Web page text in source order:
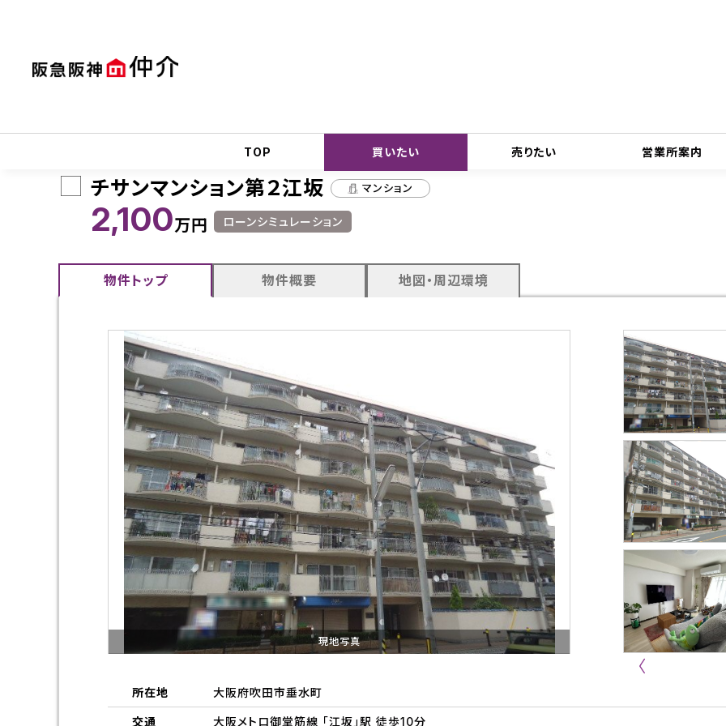
TOP 買いたい 売りたい 営業所案内
TOP>買いたい>マンション>大阪府>チサンマンション第２江坂
チサンマンション第２江坂 マンション
2,100万円 ローンシミュレーション
物件トップ 物件概要 地図・周辺環境
現地写真
所在地 大阪府吹田市垂水町
交通 大阪メトロ御堂筋線 「江坂」駅 徒歩10分